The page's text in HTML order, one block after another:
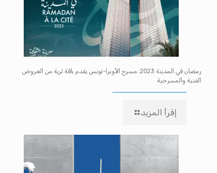
رمضان في المدينة 2023: مسرح الأوبرا-تونس يقدم باقة ثرية من العروض
الفنية والمسرحية
إقرأ المزيد